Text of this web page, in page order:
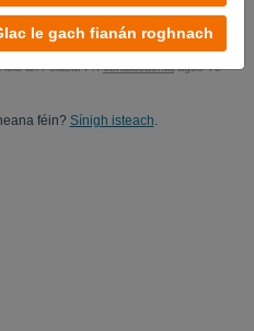
le gach fianán roghnach
saor ó thiomantas
leis an Polasaí Príobháideachtaagus Té
féin? Sínigh isteach.